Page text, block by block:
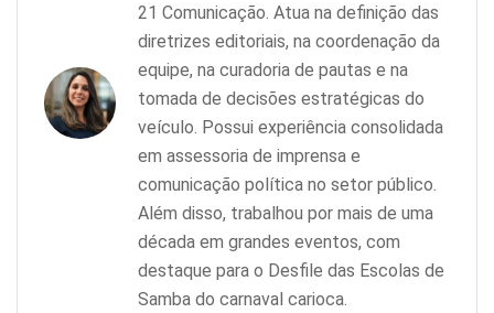
21 Comunicação. Atua na definição das
diretrizes editoriais, na coordenação da
equipe, na curadoria de pautas e na
tomada de decisões estratégicas do
veículo. Possui experiência consolidada
em assessoria de imprensa e
comunicação política no setor público.
Além disso, trabalhou por mais de uma
década em grandes eventos, com
destaque para o Desfile das Escolas de
Samba do carnaval carioca.